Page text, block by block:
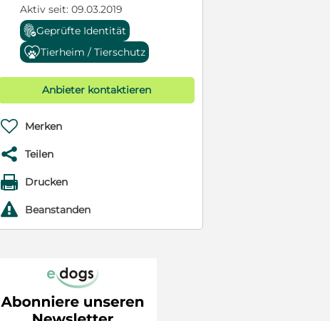
Aktiv seit: 09.03.2019
Geprüfte Identität
Tierheim / Tierschutz
Anbieter kontaktieren
 Merken
 Teilen
 Drucken
r Beanstanden